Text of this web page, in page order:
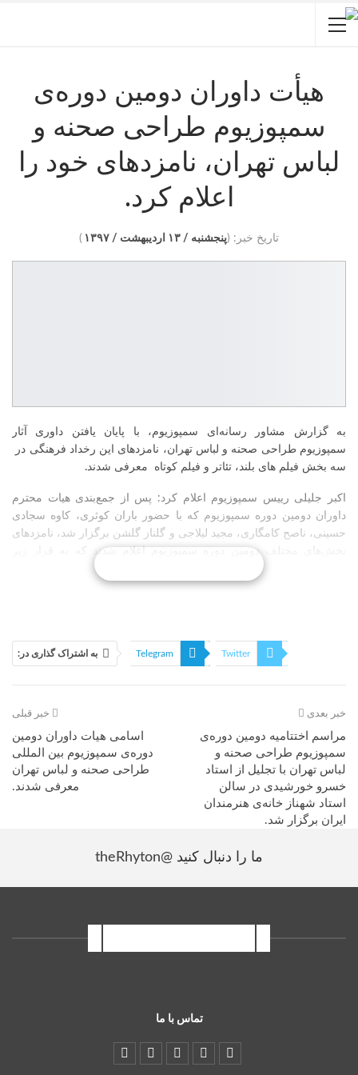
هیأت داوران دومین دوره‌ی
سمپوزیوم طراحی صحنه و
لباس تهران، نامزدهای خود را
اعلام کرد.
تاریخ خبر: (پنجشنبه / ۱۳ اردیبهشت / ۱۳۹۷ )
به گزارش مشاور رسانه‌ای سمپوزیوم، با پایان یافتن داوری آثار
سمپوزیوم طراحی صحنه و لباس تهران، نامزدهای این رخداد فرهنگی در
سه بخش فیلم های بلند، تئاتر و فیلم کوتاه معرفی شدند.
اکبر جلیلی رییس سمپوزیوم اعلام کرد: پس از جمع‌بندی هیات محترم
داوران دومین دوره‌ سمپوزیوم که با حضور باران کوثری، کاوه سجادی
حسینی، ناصح کامگاری، مجید لیلاجی و گلناز گلشن برگزار شد، نامزدهای
بخش‌های مختلف دومین دوره‌ سمپوزیوم اعلام شدند که به قرار زیر
مهدی موسوی برای فیلم «ویلایی‌ها»
نامزدهای بهترین طراحی لباس برای فیلم
سارا سمیعی برابی فیلم «فروشنده»
مه لقا ناقد برای فیلم «ویلایی ها»
شهرام علیدی برای فیلم «خاطرات اسب سیاه»
ساسان پیروز برای نمایش «فعل»
به اشتراک گذاری در: Telegram Twitter
خبر قبلی
اسامی هیات داوران دومین
دوره‌ی سمپوزیوم بین المللی
طراحی صحنه و لباس تهران
معرفی شدند.
خبر بعدی
مراسم اختتامیه دومین دوره‌ی
سمپوزیوم طراحی صحنه و
لباس تهران با تجلیل از استاد
خسرو خورشیدی در سالن
استاد شهناز خانه‌ی هنرمندان
ایران برگزار شد.
ما را دنبال کنید @theRhyton
تماس با ما